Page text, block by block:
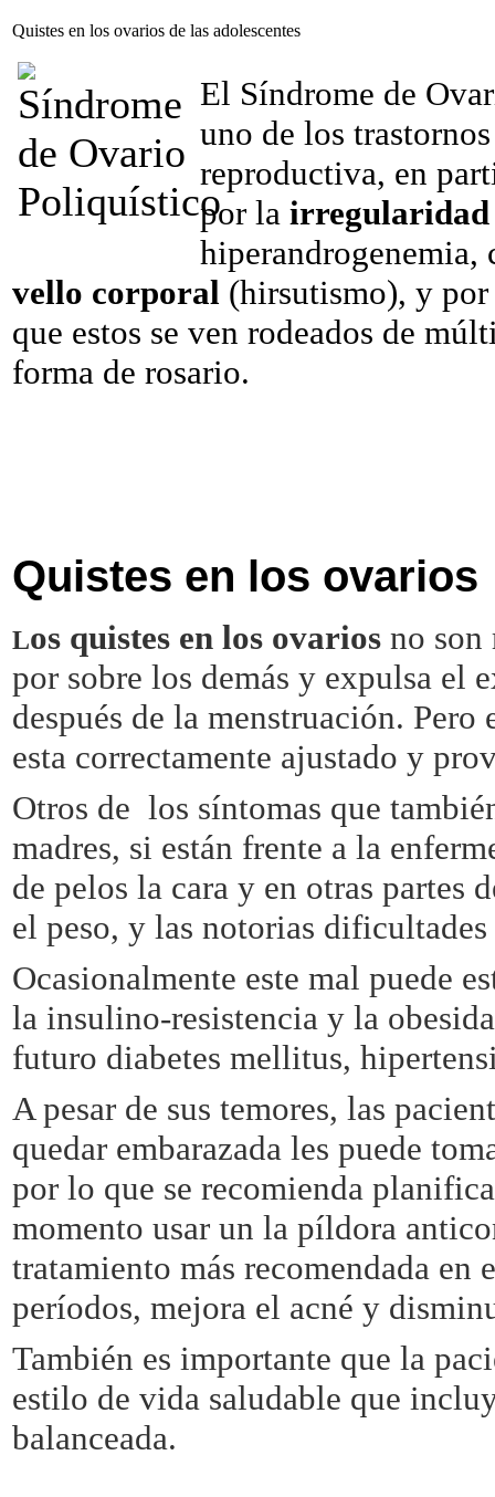
Quistes en los ovarios de las adolescentes
El Síndrome de
uno de los
reproductiva, en
por la irregularidad
hiperandrogenemia,
vello corporal (hirsutismo), y
que estos se ven rodeados de
forma de rosario.
Quistes en los ovarios
Los quistes en los ovarios no son
por sobre los demás y expulsa el
después de la menstruación. Pero
esta correctamente ajustado y
Otros de los síntomas que
madres, si están frente a la
de pelos la cara y en otras partes
el peso, y las notorias
Ocasionalmente este mal puede
la insulino-resistencia y la
futuro diabetes mellitus,
A pesar de sus temores, las
quedar embarazada les puede
por lo que se recomienda
momento usar un la píldora
tratamiento más recomendada en
períodos, mejora el acné y
También es importante que la
estilo de vida saludable que
balanceada.